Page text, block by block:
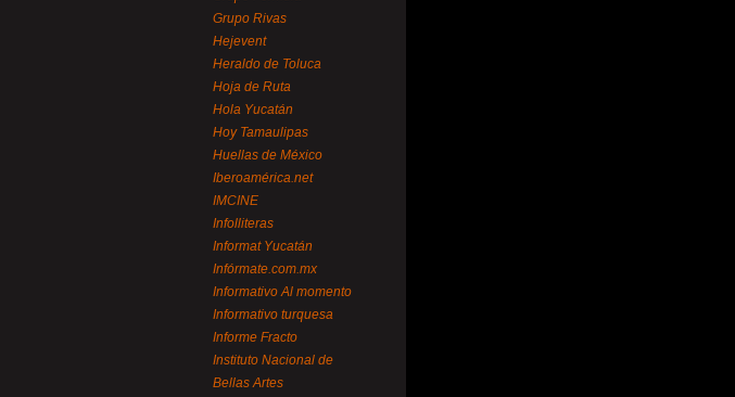
Grupo Rivas
Hejevent
Heraldo de Toluca
Hoja de Ruta
Hola Yucatán
Hoy Tamaulipas
Huellas de México
Iberoamérica.net
IMCINE
Infolliteras
Informat Yucatán
Infórmate.com.mx
Informativo Al momento
Informativo turquesa
Informe Fracto
Instituto Nacional de
Bellas Artes